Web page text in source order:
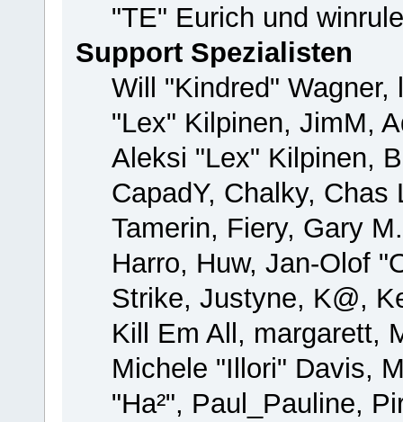
"TE" Eurich und
Support Spezialisten
Will "Kindred"
"Lex" Kilpinen, JimM,
Aleksi "Lex" Kilpinen,
CapadY, Chalky,
Tamerin, Fiery, Gary
Harro, Huw, Jan-Olof
Strike, Justyne, K@,
Kill Em All, margarett,
Michele "Illori" Davis,
"Ha²", Paul_Pauline,